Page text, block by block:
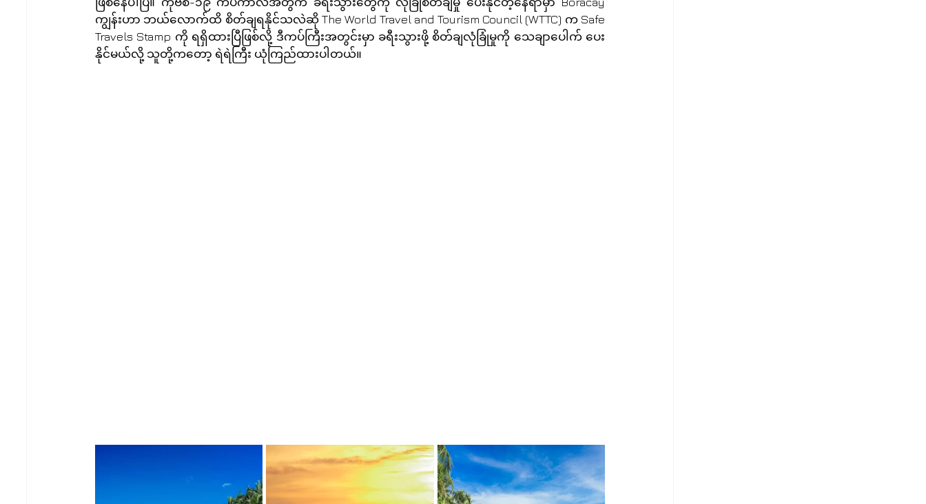
ကျွန်းဟာ ဘယ်လောက်ထိ စိတ်ချရနိုင်သလဲဆို The World Travel and Tourism Council (WTTC) က Safe
Travels Stamp ကို ရရှိထားပြီဖြစ်လို့ ဒီကပ်ကြီးအတွင်းမှာ ခရီးသွားဖို့ စိတ်ချလုံခြုံမှုကို သေချာပေါက် ပေး
နိုင်မယ်လို့ သူတို့ကတော့ ရဲရဲကြီး ယုံကြည်ထားပါတယ်။